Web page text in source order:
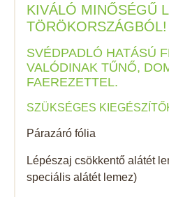
KIVÁLÓ MINŐSÉGŰ
TÖRÖKORSZÁGBÓL!
SVÉDPADLÓ HATÁSÚ
VALÓDINAK TŰNŐ,
FAEREZETTEL.
SZÜKSÉGES
Párazáró fólia
Lépészaj csökkentő alátét
speciális alátét lemez)